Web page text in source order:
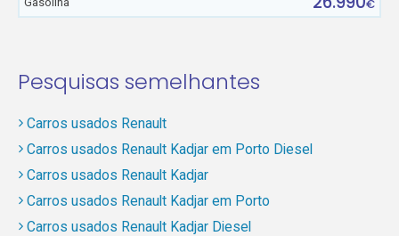
€
Pesquisas semelhantes
Carros usados Renault
Carros usados Renault Kadjar em Porto Diesel
Carros usados Renault Kadjar
Carros usados Renault Kadjar em Porto
Carros usados Renault Kadjar Diesel